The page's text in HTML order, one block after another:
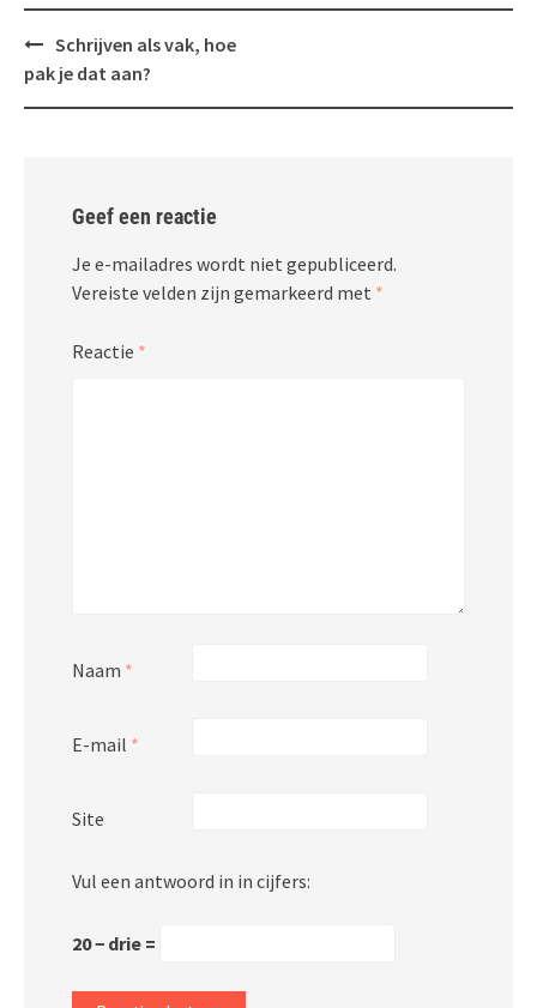
Bericht
navigatie
Schrijven als vak, hoe
pak je dat aan?
Geef een reactie
Je e-mailadres wordt niet gepubliceerd.
Vereiste velden zijn gemarkeerd met *
Reactie *
Naam *
E-mail *
Site
Vul een antwoord in in cijfers:
20 − drie =